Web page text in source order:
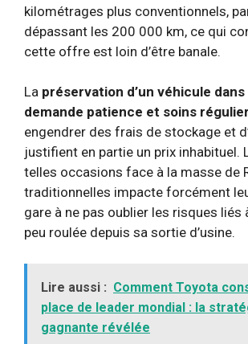
kilométrages plus conventionnels,
dépassant les 200 000 km, ce qui
cette offre est loin d’être banale.
La préservation d’un véhicule
demande patience et soins
engendrer des frais de stockage et
justifient en partie un prix inhabituel.
telles occasions face à la masse de
traditionnelles impacte forcément
gare à ne pas oublier les risques liés
peu roulée depuis sa sortie d’usine.
Lire aussi : Comment Toyota
place de leader mondial : la
gagnante révélée